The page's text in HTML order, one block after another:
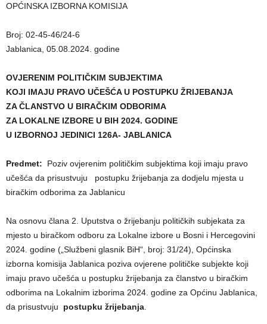
OPĆINSKA IZBORNA KOMISIJA
Broj: 02-45-46/24-6
Jablanica, 05.08.2024. godine
OVJERENIM POLITIČKIM SUBJEKTIMA
KOJI IMAJU PRAVO UČEŠĆA U POSTUPKU ŽRIJEBANJA
ZA ČLANSTVO U BIRAČKIM ODBORIMA
ZA LOKALNE IZBORE U BIH 2024. GODINE
U IZBORNOJ JEDINICI 126A- JABLANICA
Predmet:
Poziv ovjerenim političkim subjektima koji imaju pravo
učešća da prisustvuju postupku žrijebanja za dodjelu mjesta u
biračkim odborima za Jablanicu
Na osnovu člana 2. Uputstva o žrijebanju političkih subjekata za
mjesto u biračkom odboru za Lokalne izbore u Bosni i Hercegovini
2024. godine („Službeni glasnik BiH“, broj: 31/24), Općinska
izborna komisija Jablanica poziva ovjerene političke subjekte koji
imaju pravo učešća u postupku žrijebanja za članstvo u biračkim
odborima na Lokalnim izborima 2024. godine za Općinu Jablanica,
da prisustvuju postupku žrijebanja